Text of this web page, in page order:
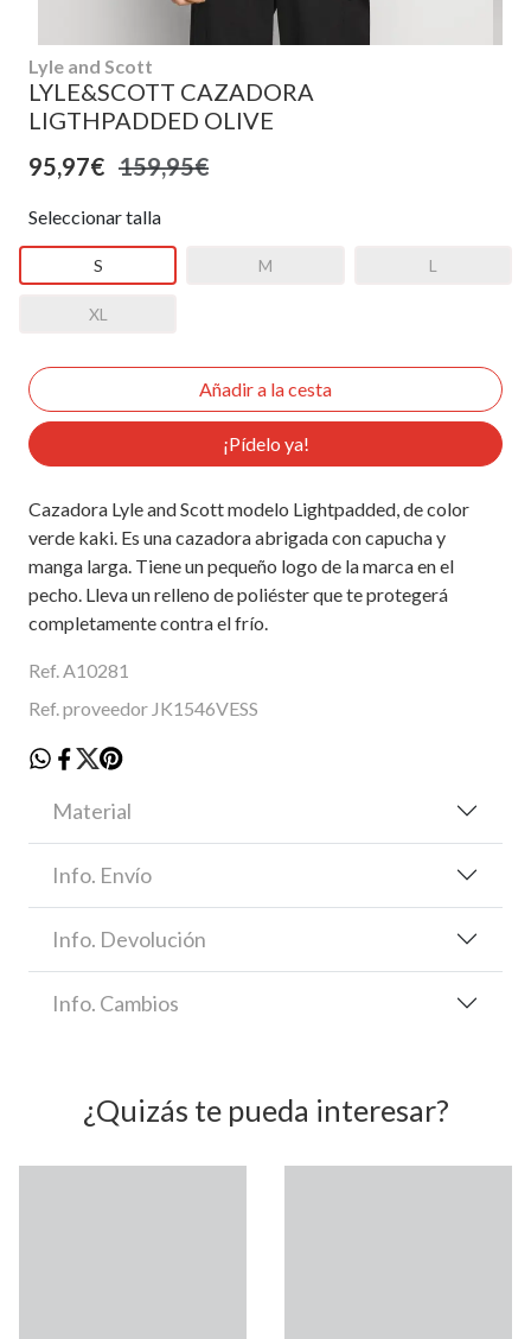
Lyle and Scott
LYLE&SCOTT CAZADORA
LIGTHPADDED OLIVE
95,97€ 159,95€
Seleccionar talla
S M L
XL
¡Pídelo ya!
Cazadora Lyle and Scott modelo Lightpadded, de color
verde kaki. Es una cazadora abrigada con capucha y
manga larga. Tiene un pequeño logo de la marca en el
pecho. Lleva un relleno de poliéster que te protegerá
completamente contra el frío.
Ref. A10281
Ref. proveedor JK1546VESS
Material
Info. Envío
Info. Devolución
Info. Cambios
¿Quizás te pueda interesar?